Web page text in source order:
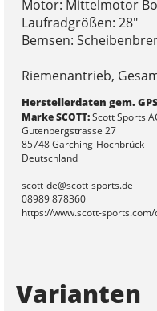
Motor: Mittelmotor
Laufradgrößen: 28"
Bemsen:
Riemenantrieb,
Herstellerdaten gem.
Marke SCOTT:Scott Sports
Gutenbergstrasse 27
85748 Garching-Hochbrück
Deutschland
scott-de@scott-sports.de
08989 878360
https://www.scott-sports.com/
Varianten